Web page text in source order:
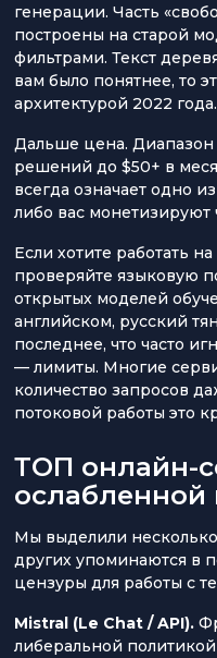
генерации. Часть
построены на старой
фильтрами. Текст
вам было понятнее, то
архитектурой 2022 года.
Дальше цена.
решений до $50+ в
всегда означает одно
либо вас монетизируют
Если хотите работать
проверяйте языковую
открытых моделей
английском, русский
последнее, что часто
— лимиты. Многие
количество запросов
потоковой работы это
ТОП онлайн-
Мы выделили
других упоминаются в
цензуры для работы с
Mistral (Le Chat / API).
либеральной